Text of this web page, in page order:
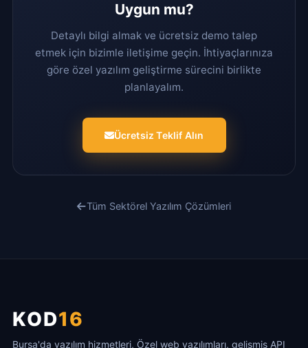
Uygun mu?
Detaylı bilgi almak ve ücretsiz demo talep
etmek için bizimle iletişime geçin. İhtiyaçlarınıza
göre özel yazılım geliştirme sürecini birlikte
planlayalım.
Ücretsiz Teklif Alın
Tüm Sektörel Yazılım Çözümleri
KOD16
Bursa'da yazılım hizmetleri, Özel web yazılımları, gelişmiş API